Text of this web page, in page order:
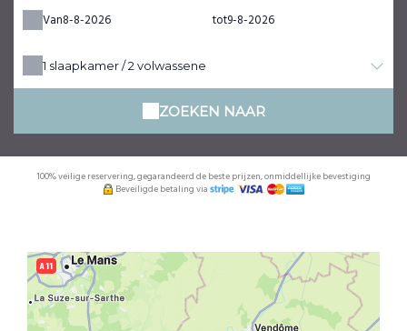
Van tot
1 slaapkamer /2 volwassene
ZOEKEN NAAR
100% veilige reservering, gegarandeerd de beste prijzen, onmiddellijke bevestiging
Beveiligde betaling via